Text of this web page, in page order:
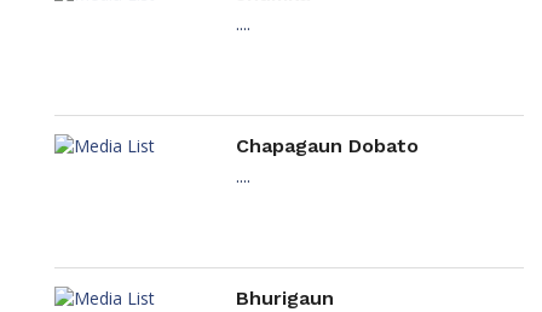
....
Chapagaun Dobato
....
Bhurigaun